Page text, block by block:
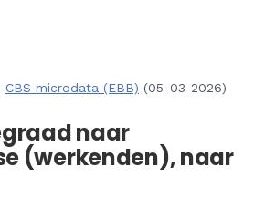
CBS microdata (EBB) (05-03-2026)
naar
(werkenden), naar